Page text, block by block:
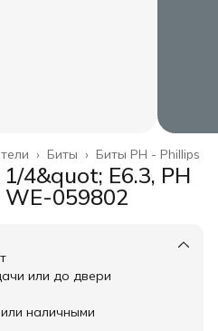
Биты PH - Phillips
Биты ›
›
4&quot; E6.3, PH
059802
или до двери
наличными